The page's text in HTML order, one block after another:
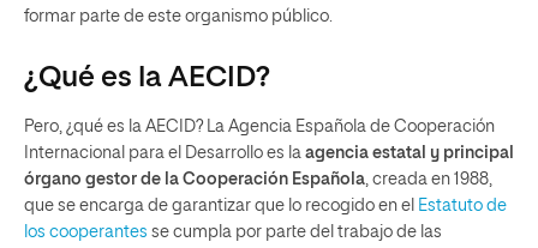
formar parte de este organismo público.
¿Qué es la AECID?
Pero, ¿qué es la AECID? La Agencia Española de Cooperación
Internacional para el Desarrollo es la agencia estatal y principal
órgano gestor de la Cooperación Española , creada en 1988,
que se encarga de garantizar que lo recogido en el Estatuto de
los cooperantes se cumpla por parte del trabajo de las